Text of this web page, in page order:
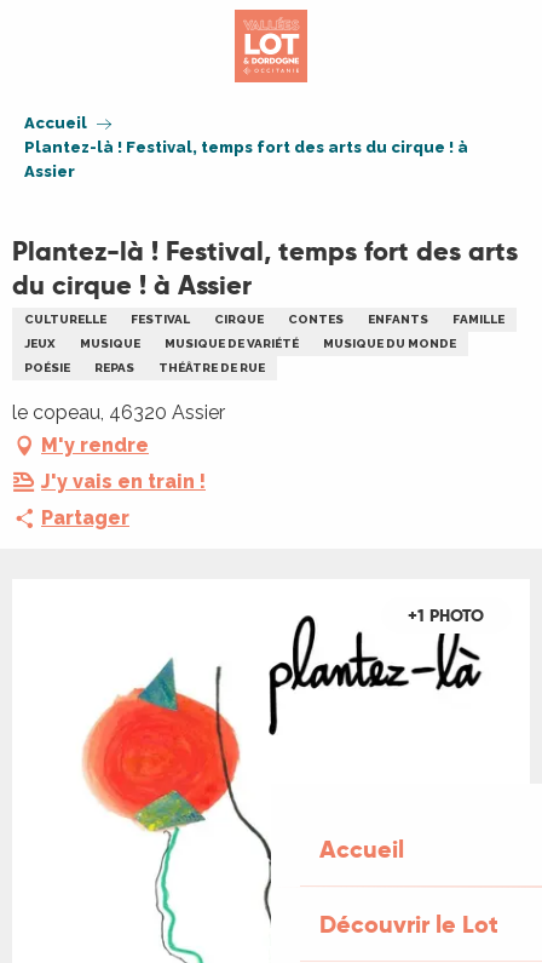
Accueil
Découvrir le Lot
Accueil
Plantez-là ! Festival, temps fort des arts du cirque ! à
Assier
Plantez-là ! Festival, temps fort des arts
du cirque ! à Assier
CULTURELLE FESTIVAL CIRQUE CONTES ENFANTS
FAMILLE
JEUX
MUSIQUE MUSIQUE DE VARIÉTÉ
MUSIQUE DU MONDE
POÉSIE
REPAS THÉÂTRE DE RUE
le copeau, 46320 Assier
M'y rendre
J'y vais en train !
Partager
+1 PHOTO